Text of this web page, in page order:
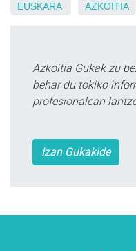
EUSKARA AZKOITIA
Azkoitia Gukak zu
behar du tokiko
profesionalean
Izan Gukakide